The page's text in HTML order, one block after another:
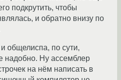
подкрутить, чтобы
и обратно внизу по
общелиспа, по сути,
надобно. Ну ассемблер
на нём написать в